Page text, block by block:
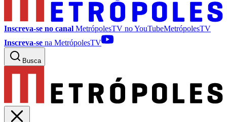
Inscreva-se no canal MetrópolesTV noYouTubeMetrópolesTV
Inscreva-se na MetrópolesTV
Busca